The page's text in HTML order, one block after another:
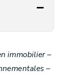
immobilier –
–